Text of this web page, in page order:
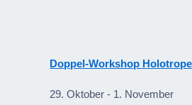
Doppel-Workshop
29. Oktober - 1. November